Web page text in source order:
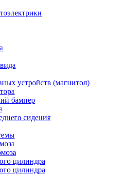
устройств (магнитол)
бампер
сидения
цилиндра
цилиндра